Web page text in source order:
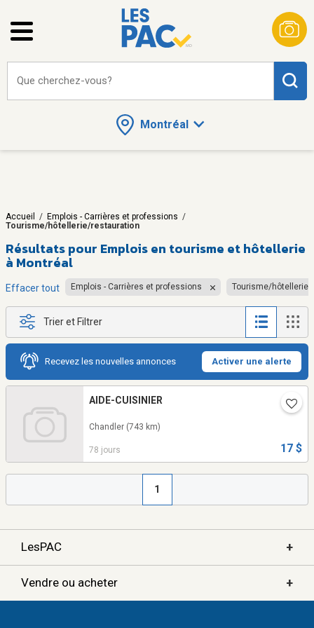
Montréal
Que cherchez-vous?
Accueil / Emplois - Carrières et professions /
Tourisme/hôtellerie/restauration
Résultats pour Emplois en tourisme et hôtellerie
à Montréal
Effacer tout Emplois - Carrières et professions Tourisme/
Trier et Filtrer
Recevez les nouvelles annonces Activer une alerte
AIDE-CUISINIER
Chandler (743 km)
78 jours 17 $
1
LesPAC +
Vendre ou acheter +